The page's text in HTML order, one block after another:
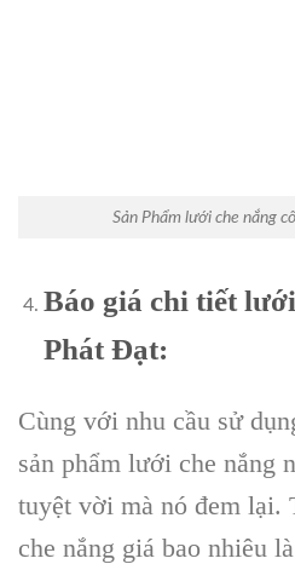
Sản Phẩm lưới che nắng
Báo giá chi tiết
Phát Đạt:
Cùng với nhu cầu sử
sản phẩm lưới che nắng
tuyệt vời mà nó đem
che nắng giá bao nhiêu